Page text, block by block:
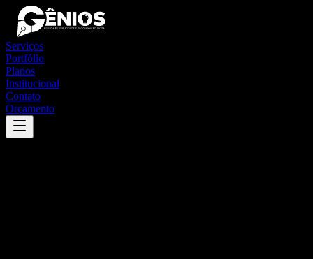
Serviços
Portfólio
Planos
Institucional
Contato
Orçamento